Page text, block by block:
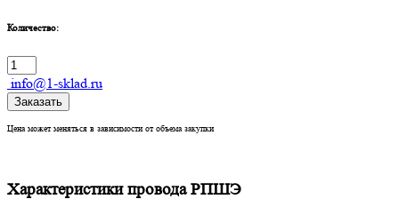
Количество:
info@1-sklad.ru
Заказать
Цена может меняться в зависимости от объема закупки
Характеристики провода РПШЭ